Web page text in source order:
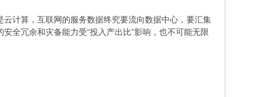
计算，互联网的服务数据终究要流向数据中心，要汇集
全冗余和灾备能力受“投入产出比”影响，也不可能无限